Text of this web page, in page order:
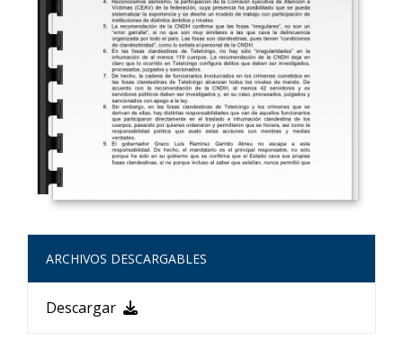
ARCHIVOS DESCARGABLES
Descargar